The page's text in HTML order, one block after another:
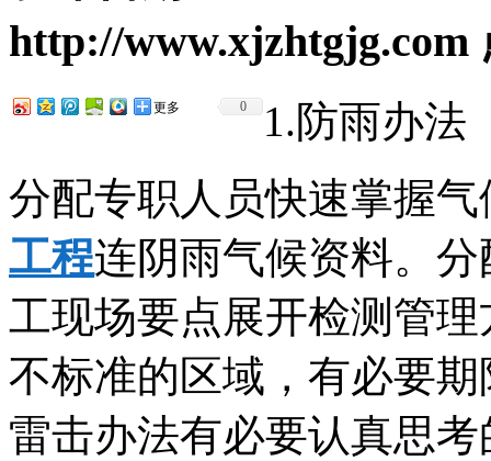
http://www.xjzhtgjg.com
更多 0
1.防雨办法
分配专职人员快速掌握
工程连阴雨气候资料。
工现场要点展开检测管
不标准的区域，有必要
雷击办法有必要认真思